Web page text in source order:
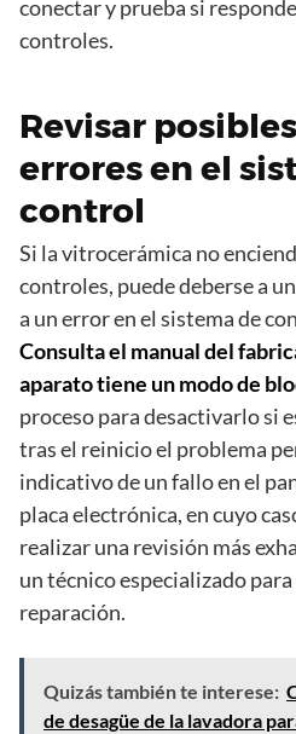
conectar y prueba si
controles.
Revisar
errores en el
control
Si la vitrocerámica no
controles, puede deberse a
a un error en el sistema de
Consulta el manual del
aparato tiene un modo de
proceso para desactivarlo si
tras el reinicio el problema
indicativo de un fallo en el
placa electrónica, en cuyo
realizar una revisión más
un técnico especializado
reparación.
Quizás también te interese:
de desagüe de la lavadora